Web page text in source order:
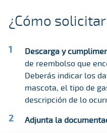
¿Cómo
Descarga y
de reembolso que
Deberás indicar los
mascota, el tipo de
descripción de lo
Adjunta la